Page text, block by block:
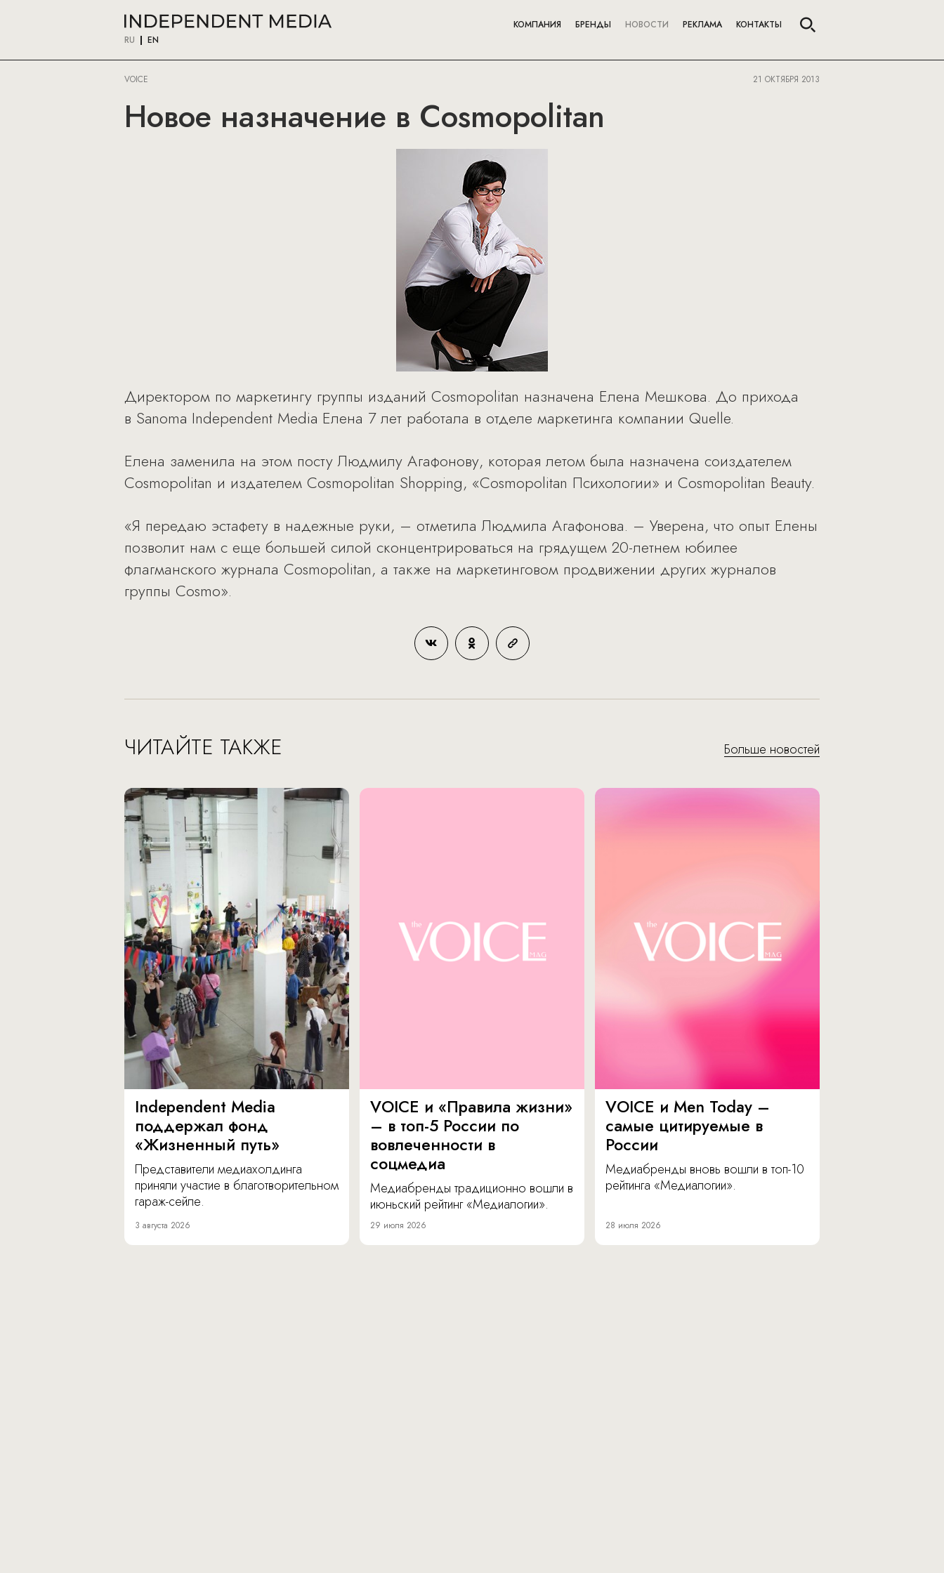
RU EN
КОМПАНИЯ БРЕНДЫ НОВОСТИ РЕКЛАМА КОНТАКТЫ
VOICE 21 ОКТЯБРЯ 2013
Новое назначение в Cosmopolitan
Директором по маркетингу группы изданий Cosmopolitan назначена Елена Мешкова. До прихода
в Sanoma Independent Media Елена 7 лет работала в отделе маркетинга компании Quelle.
Елена заменила на этом посту Людмилу Агафонову, которая летом была назначена соиздателем
Cosmopolitan и издателем Cosmopolitan Shopping, «Cosmopolitan Психологии» и Cosmopolitan Beauty.
«Я передаю эстафету в надежные руки, – отметила Людмила Агафонова. – Уверена, что опыт Елены
позволит нам с еще большей силой сконцентрироваться на грядущем 20-летнем юбилее
флагманского журнала Cosmopolitan, а также на маркетинговом продвижении других журналов
группы Cosmo».
ЧИТАЙТЕ ТАКЖЕ Больше новостей
Independent Media
поддержал фонд
«Жизненный путь»
Представители медиахолдинга
приняли участие в благотворительном
гараж-сейле.
3 августа 2026
VOICE и «Правила жизни»
– в топ-5 России по
вовлеченности в
соцмедиа
Медиабренды традиционно вошли в
июньский рейтинг «Медиалогии».
29 июля 2026
VOICE и Men Today –
самые цитируемые в
России
Медиабренды вновь вошли в топ-10
рейтинга «Медиалогии».
28 июля 2026